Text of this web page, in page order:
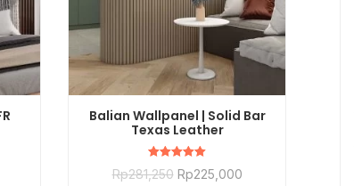
BELI SEKARANG
Balian Wallpanel | Solid Bar
Texas Leather
Dinilai
5.00
Rp281,250 Rp225,000